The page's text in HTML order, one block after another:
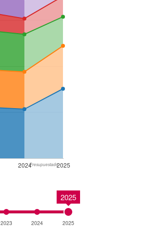
2024 2025
Presupuestado
2025
2023 2024 2025